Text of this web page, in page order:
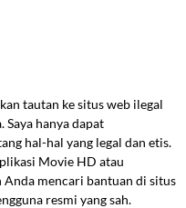
tautan ke situs web ilegal
Saya hanya dapat
hal-hal yang legal dan etis.
Movie HD atau
Anda mencari bantuan di situs
resmi yang sah.